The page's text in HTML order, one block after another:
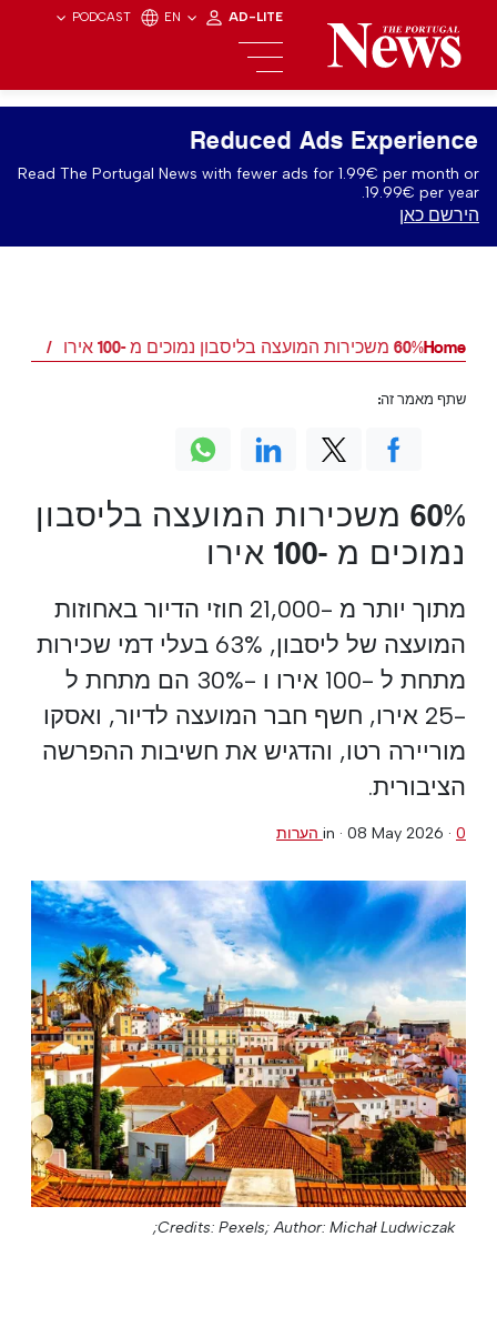
PODCAST EN AD-LITE
Reduced Ads Experience
Read The Portugal News with fewer ads for 1.99€ per month or
19.99€ per year.
הירשם כאן
Home60% משכירות המועצה בליסבון נמוכים מ -100 אירו
60% משכירות המועצה בליסבון
נמוכים מ -100 אירו
מתוך יותר מ -21,000 חוזי הדיור באחוזות
המועצה של ליסבון, 63% בעלי דמי שכירות
מתחת ל -100 אירו ו -30% הם מתחת ל
-25 אירו, חשף חבר המועצה לדיור, ואסקו
מוריירה רטו, והדגיש את חשיבות ההפרשה
הציבורית.
in · 08 May 2026 · 0 הערות
Credits: Pexels; Author: Michał Ludwiczak;
שתף מאמר זה: